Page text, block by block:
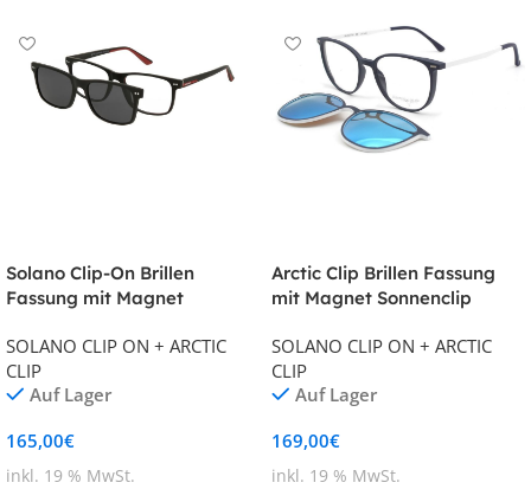
Solano Clip-On Brillen
Fassung mit Magnet
145
SOLANO CLIP ON + ARCTIC
CLIP
Auf Lager
165,00€
inkl. 19 % MwSt.
Arctic Clip Brillen Fassung
mit Magnet Sonnenclip
SOLANO CLIP ON + ARCTIC
CLIP
Auf Lager
169,00€
inkl. 19 % MwSt.